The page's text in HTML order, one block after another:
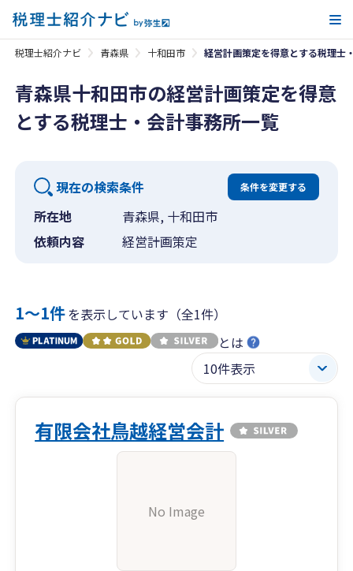
税理士紹介ナビ 青森県 十和田市 経営計画策定を得意とする税理士
青森県十和田市の経営計画策定を得意
とする税理士・会計事務所一覧
現在の検索条件 条件を変更する
所在地
青森県, 十和田市
依頼内容
経営計画策定
1〜1件を表示しています（全1件）
とは
有限会社鳥越経営会計
No Image